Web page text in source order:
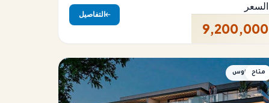
السعر
9,200,000
التفاصيل
تاون هاوس
متاح